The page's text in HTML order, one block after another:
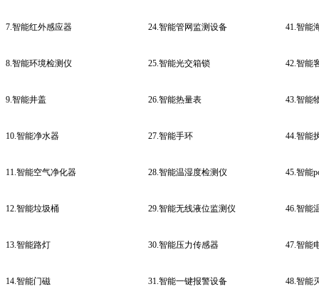
7.智能红外感应器 24.智能管网监测设备 41.智能
8.智能环境检测仪 25.智能光交箱锁 42.智能
9.智能井盖 26.智能热量表 43.智能
10.智能净水器 27.智能手环 44.智能
11.智能空气净化器 28.智能温湿度检测仪 45.智能
12.智能垃圾桶 29.智能无线液位监测仪 46.智能
13.智能路灯 30.智能压力传感器 47.智能
14.智能门磁 31.智能一键报警设备 48.智能